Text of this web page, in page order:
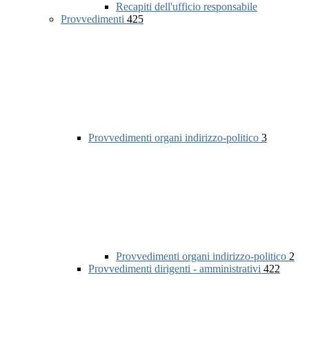
Recapiti dell'ufficio responsabile
Provvedimenti 425
Provvedimenti organi indirizzo-politico 3
Provvedimenti organi indirizzo-politico 2
Provvedimenti dirigenti - amministrativi 422